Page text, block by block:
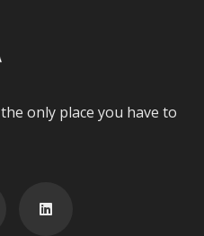
only place you have to